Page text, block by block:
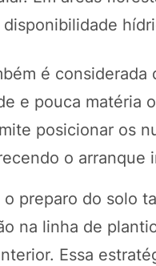
é
e pouca matéria
posicionar os
o arranque
preparo do solo
na linha de
Essa